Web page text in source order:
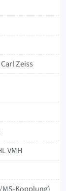
Zeiss
VMH